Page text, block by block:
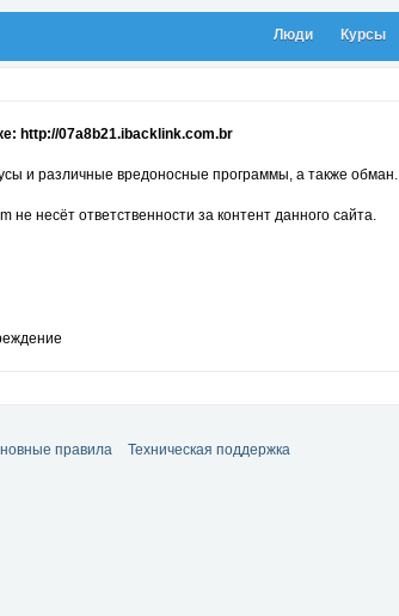
Люди Курсы
http://07a8b21.ibacklink.com.br
и различные вредоносные программы, а также обман.
не несёт ответственности за контент данного сайта.
правила Техническая поддержка